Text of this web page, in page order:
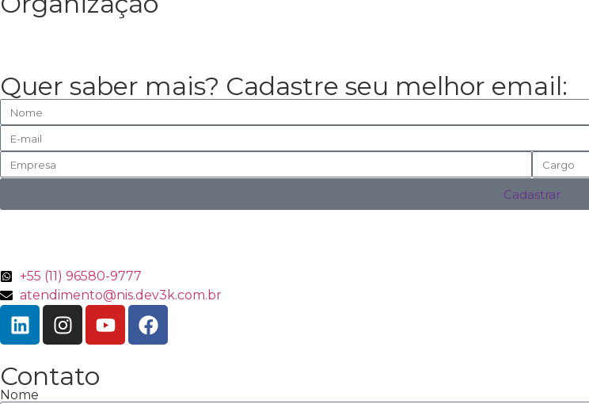
Quer saber mais? Cadastre seu melhor email:
Cadastrar
+55 (11) 96580-9777
atendimento@nis.dev3k.com.br
Contato
Nome